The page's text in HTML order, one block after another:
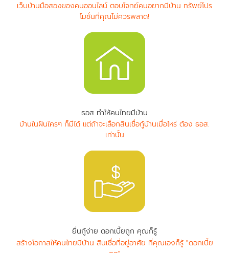
เว็บบ้านมือสองของคนออนไลน์ ตอบโจทย์คนอยากมีบ้าน ทรัพย์โปร
โมชั่นที่คุณไม่ควรพลาด!
ธอส ทำให้คนไทยมีบ้าน
บ้านในฝันใครๆ ก็มีได้ แต่ถ้าจะเลือกสินเชื่อกู้บ้านเมื่อไหร่ ต้อง ธอส.
เท่านั้น
ยื่นกู้ง่าย ดอกเบี้ยถูก คุณก็รู้
สร้างโอกาสให้คนไทยมีบ้าน สินเชื่อที่อยู่อาศัย ที่คุณเองก็รู้ "ดอกเบี้ย